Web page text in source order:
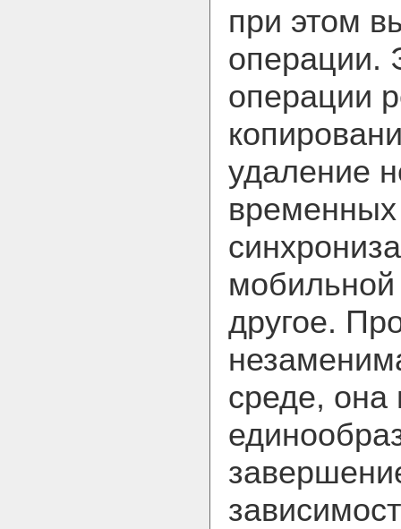
при этом
операции.
операции
удаление
мобильной
другое.
среде, она